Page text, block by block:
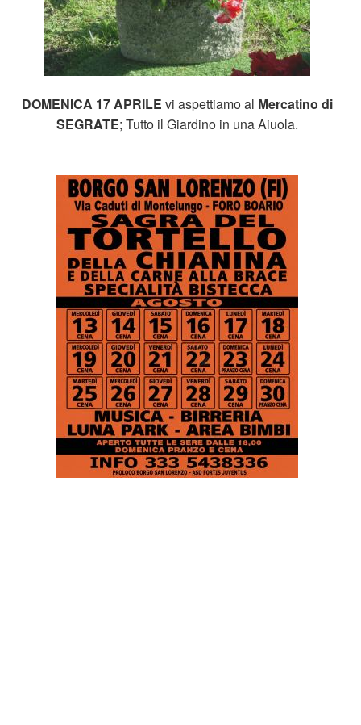
DOMENICA 17 APRILEvi aspettiamo al Mercatino di
SEGRATE; Tutto il Giardino in una Aiuola.